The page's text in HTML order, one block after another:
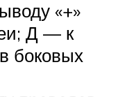
«+»
Д — к
боковых